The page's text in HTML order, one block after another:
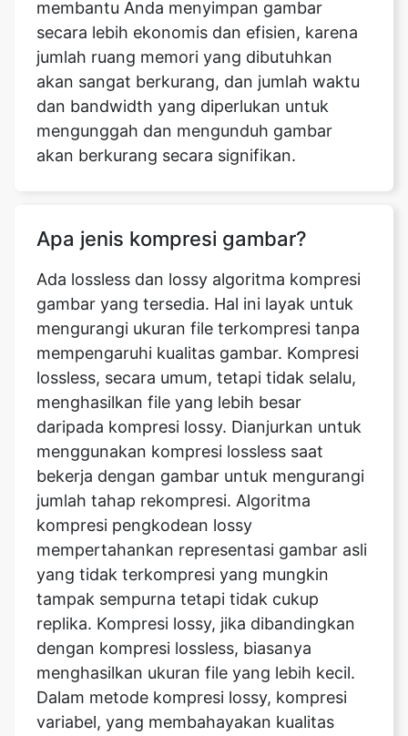
dan bandwidth yang diperlukan untuk
mengunggah dan mengunduh gambar
akan berkurang secara signifikan.
Apa jenis kompresi gambar?
gambar yang tersedia. Hal ini layak untuk
mengurangi ukuran file terkompresi tanpa
mempengaruhi kualitas gambar. Kompresi
lossless, secara umum, tetapi tidak selalu,
menghasilkan file yang lebih besar
daripada kompresi lossy. Dianjurkan untuk
menggunakan kompresi lossless saat
bekerja dengan gambar untuk mengurangi
jumlah tahap rekompresi. Algoritma
kompresi pengkodean lossy
mempertahankan representasi gambar asli
yang tidak terkompresi yang mungkin
tampak sempurna tetapi tidak cukup
replika. Kompresi lossy, jika dibandingkan
dengan kompresi lossless, biasanya
menghasilkan ukuran file yang lebih kecil.
Dalam metode kompresi lossy, kompresi
variabel, yang membahayakan kualitas
gambar untuk ukuran file, lazim.